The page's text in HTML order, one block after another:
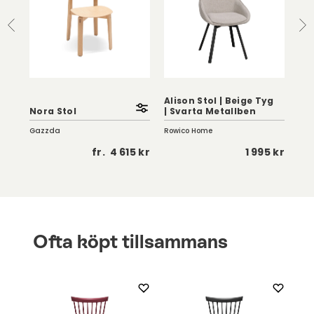
Nora Stol
Gazzda
fr. 4 615 kr
Alison Stol | Beige Tyg
| Svarta Metallben
Rowico Home
1 995 kr
Ofta köpt tillsammans